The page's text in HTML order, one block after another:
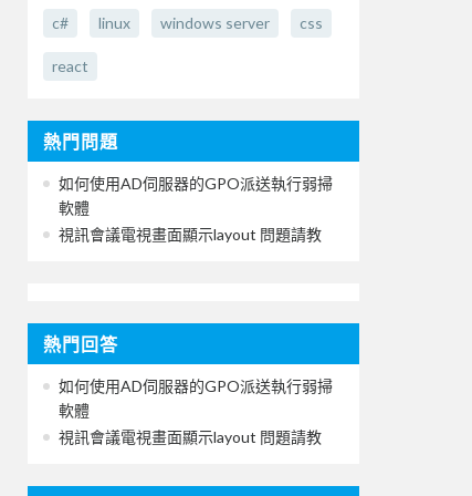
c# linux windows server css
react
熱門問題
如何使用AD伺服器的GPO派送執行弱掃
軟體
視訊會議電視畫面顯示layout 問題請教
熱門回答
如何使用AD伺服器的GPO派送執行弱掃
軟體
視訊會議電視畫面顯示layout 問題請教